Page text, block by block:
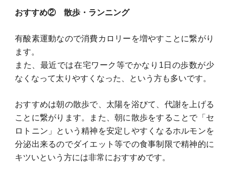
おすすめ② 散歩・ランニング
有酸素運動なので消費カロリーを増やすことに繋がり
ます。
また、最近では在宅ワーク等でかなり1日の歩数が少
なくなって太りやすくなった、という方も多いです。
おすすめは朝の散歩で、太陽を浴びて、代謝を上げる
ことに繋がります。また、朝に散歩をすることで「セ
ロトニン」という精神を安定しやすくなるホルモンを
分泌出来るのでダイエット等での食事制限で精神的に
キツいという方には非常におすすめです。